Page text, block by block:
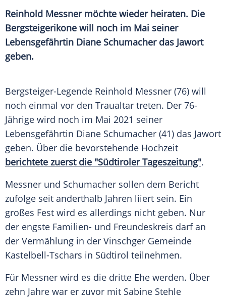
Reinhold Messnermöchte wieder heiraten. Die
Bergsteigerikone will noch im Mai seiner
Lebensgefährtin Diane Schumacherdas Jawort
geben.
Bergsteiger-Legende Reinhold Messner (76) will
noch einmal vor den Traualtar treten. Der 76-
Jährige wird noch im Mai 2021 seiner
Lebensgefährtin Diane Schumacher (41) das Jawort
geben. Über die bevorstehende Hochzeit
berichtete zuerst die "Südtiroler Tageszeitung".
Messner und Schumacher sollen dem Bericht
zufolge seit anderthalb Jahren liiert sein. Ein
großes Fest wird es allerdings nicht geben. Nur
der engste Familien- und Freundeskreis darf an
der Vermählung in der Vinschger Gemeinde
Kastelbell-Tschars in Südtirol teilnehmen.
Für Messner wird es die dritte Ehe werden. Über
zehn Jahre war er zuvor mit Sabine Stehle